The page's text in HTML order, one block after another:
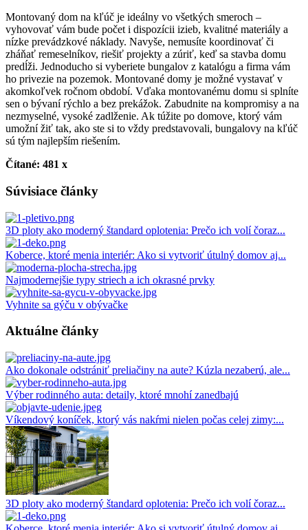
Montovaný dom na kľúč je ideálny vo všetkých smeroch –
vyhovovať vám bude počet i dispozícii izieb, kvalitné materiály a
nízke prevádzkové náklady. Navyše, nemusíte koordinovať či
zháňať remeselníkov, riešiť projekty a zúriť, keď sa stavba domu
predĺži. Jednoducho si vyberiete bungalov z katalógu a firma vám
ho privezie na pozemok. Montované domy je možné vystavať v
akomkoľvek ročnom období. Vďaka montovanému domu si splníte
sen o bývaní rýchlo a bez prekážok. Zabudnite na kompromisy a na
nezmyselné, vysoké zadlženie. Ak túžite po domove, ktorý vám
umožní žiť tak, ako ste si to vždy predstavovali, bungalovy na kľúč
sú tým najlepším riešením.
Čítané: 481 x
Súvisiace články
3D ploty ako moderný štandard oplotenia: Prečo ich volí čoraz...
Koberce, ktoré menia interiér: Ako si vytvoriť útulný domov aj...
Najmodernejšie typy striech a ich okrasné prvky
Vyhnite sa gýču v obývačke
Aktuálne články
Ako dokonale odstrániť preliačiny na aute? Kúzla nezaberú, ale...
Výber rodinného auta: detaily, ktoré mnohí zanedbajú
Víkendový koníček, ktorý vás nakŕmi nielen počas celej zimy:...
3D ploty ako moderný štandard oplotenia: Prečo ich volí čoraz...